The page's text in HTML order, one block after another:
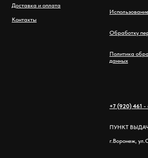
Доставка и оплата
Контакты
Обработку
Политика
данных
+7 (920) 461
ПУНКТ
г.Воронеж,